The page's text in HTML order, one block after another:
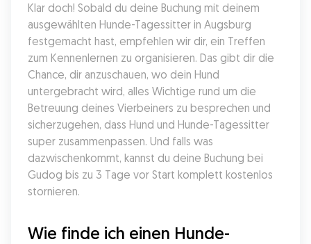
Klar doch! Sobald du deine Buchung mit deinem
ausgewählten Hunde-Tagessitter in Augsburg
festgemacht hast, empfehlen wir dir, ein Treffen
zum Kennenlernen zu organisieren. Das gibt dir die
Chance, dir anzuschauen, wo dein Hund
untergebracht wird, alles Wichtige rund um die
Betreuung deines Vierbeiners zu besprechen und
sicherzugehen, dass Hund und Hunde-Tagessitter
super zusammenpassen. Und falls was
dazwischenkommt, kannst du deine Buchung bei
Gudog bis zu 3 Tage vor Start komplett kostenlos
stornieren.
Wie finde ich einen Hunde-